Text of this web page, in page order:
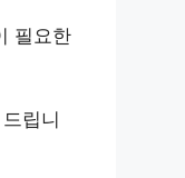
필요한
립니